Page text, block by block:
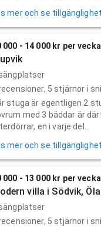
mer och se
000 - 14 000 kr per vecka
5 stjärnor i
stuga är egentligen 2
med 3 bäddar är
en i varje del...
mer och se
000 - 13 000 kr per vecka
villa i Södvik,
5 stjärnor i